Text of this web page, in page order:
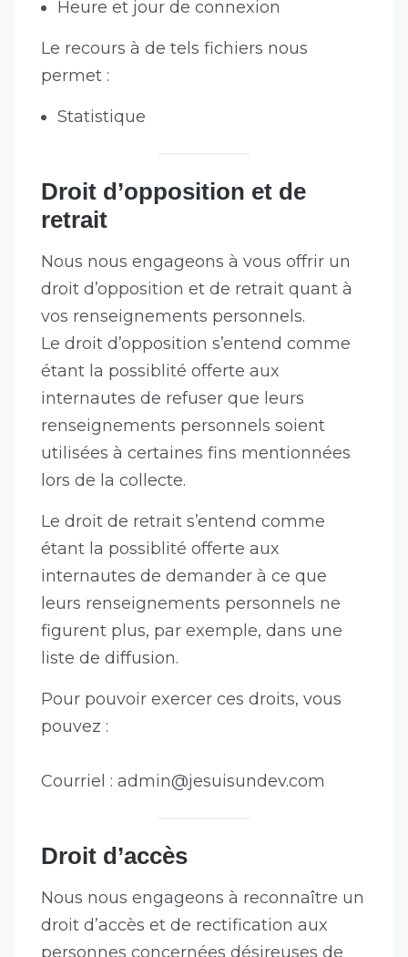
Heure et jour de connexion
Le recours à de tels fichiers nous
permet :
Statistique
Droit d’opposition et de
retrait
Nous nous engageons à vous offrir un
droit d’opposition et de retrait quant à
vos renseignements personnels.
Le droit d’opposition s’entend comme
étant la possiblité offerte aux
internautes de refuser que leurs
renseignements personnels soient
utilisées à certaines fins mentionnées
lors de la collecte.
Le droit de retrait s’entend comme
étant la possiblité offerte aux
internautes de demander à ce que
leurs renseignements personnels ne
figurent plus, par exemple, dans une
liste de diffusion.
Pour pouvoir exercer ces droits, vous
pouvez :
Courriel : admin@jesuisundev.com
Droit d’accès
Nous nous engageons à reconnaître un
droit d’accès et de rectification aux
personnes concernées désireuses de